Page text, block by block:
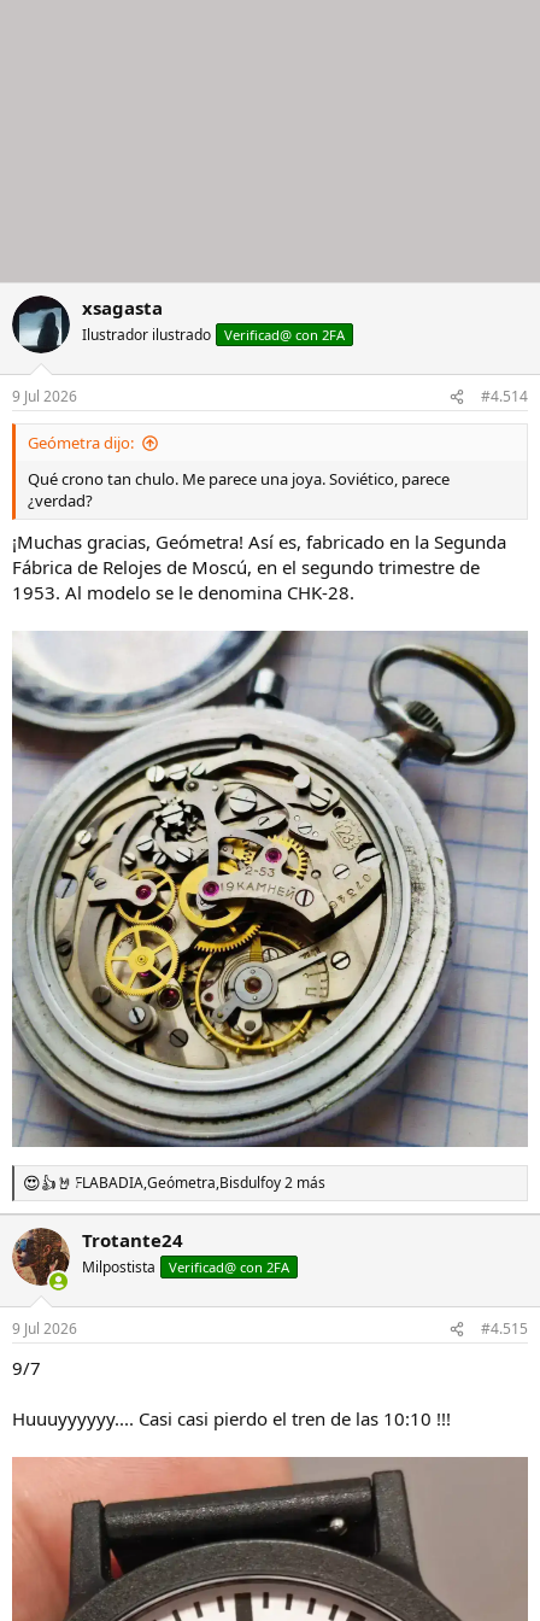
xsagasta
Ilustrador ilustrado Verificad@ con 2FA
9 Jul 2026 #4.514
Geómetra dijo:
Qué crono tan chulo. Me parece una joya. Soviético, parece
¿verdad?
¡Muchas gracias, Geómetra! Así es, fabricado en la Segunda
Fábrica de Relojes de Moscú, en el segundo trimestre de
1953. Al modelo se le denomina CHK-28.
R
e
a
c
c
i
o
n
e
s
FLABADIA,Geómetra,Bisdulfoy 2 más
Trotante24
Milpostista Verificad@ con 2FA
9 Jul 2026 #4.515
9/7
Huuuyyyyyy.... Casi casi pierdo el tren de las 10:10 !!!